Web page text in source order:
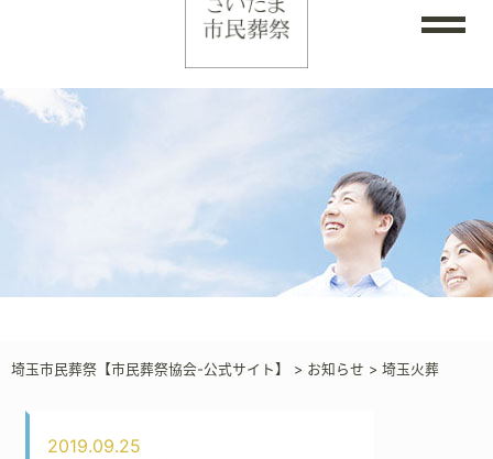
埼玉市民葬祭【市民葬祭協会-公式サイト】 > お知らせ > 埼玉火葬
2019.09.25